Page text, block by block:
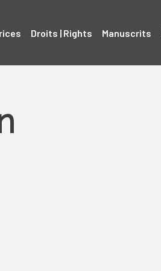
Droits | Rights Manuscrits